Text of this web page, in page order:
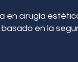
en cirugía
en la